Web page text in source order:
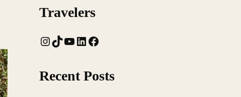
Travelers
Instagram
TikTok
YouTube
LinkedIn
Facebook
Recent Posts